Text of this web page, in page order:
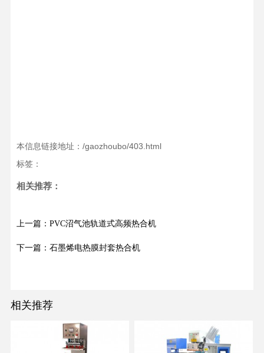
本信息链接地址：/gaozhoubo/403.html
标签：
相关推荐：
上一篇：PVC沼气池轨道式高频热合机
下一篇：石墨烯电热膜封套热合机
相关推荐